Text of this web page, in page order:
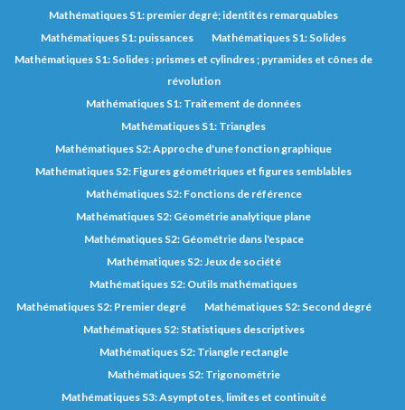
Mathématiques S1: premier degré; identités remarquables
Mathématiques S1: puissances
Mathématiques S1: Solides
Mathématiques S1: Solides : prismes et cylindres ; pyramides et cônes de
révolution
Mathématiques S1: Traitement de données
Mathématiques S1: Triangles
Mathématiques S2: Approche d'une fonction graphique
Mathématiques S2: Figures géométriques et figures semblables
Mathématiques S2: Fonctions de référence
Mathématiques S2: Géométrie analytique plane
Mathématiques S2: Géométrie dans l'espace
Mathématiques S2: Jeux de société
Mathématiques S2: Outils mathématiques
Mathématiques S2: Premier degré
Mathématiques S2: Second degré
Mathématiques S2: Statistiques descriptives
Mathématiques S2: Triangle rectangle
Mathématiques S2: Trigonométrie
Mathématiques S3: Asymptotes, limites et continuité